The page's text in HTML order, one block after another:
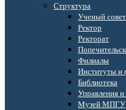
Структура
Ученый совет
Ректор
Ректорат
Филиалы
Институты и
Библиотека
Управления
Музей МПГУ